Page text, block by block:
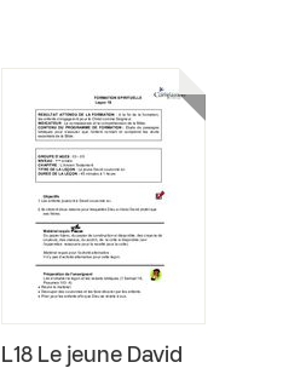
L18 Le jeune David